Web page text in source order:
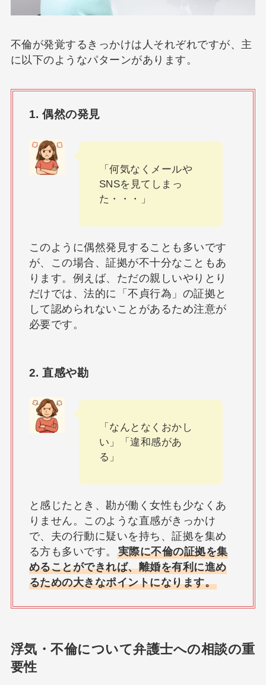
不倫が発覚するきっかけは人それぞれですが、主
に以下のようなパターンがあります。
1.偶然の発見
「何気なくメールや
SNSを見てしまっ
た・・・」
このように偶然発見することも多いです
が、この場合、証拠が不十分なこともあ
ります。例えば、ただの親しいやりとり
だけでは、法的に「不貞行為」の証拠と
して認められないことがあるため注意が
必要です。
2. 直感や勘
「なんとなくおかし
い」「違和感があ
る」
と感じたとき、勘が働く女性も少なくあ
りません。このような直感がきっかけ
で、夫の行動に疑いを持ち、証拠を集め
る方も多いです。 実際に不倫の証拠を集
めることができれば、離婚を有利に進め
るための大きなポイントになります。
浮気・不倫について弁護士への相談の重
要性